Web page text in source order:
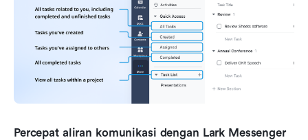
Percepat aliran komunikasi dengan Lark Messenger